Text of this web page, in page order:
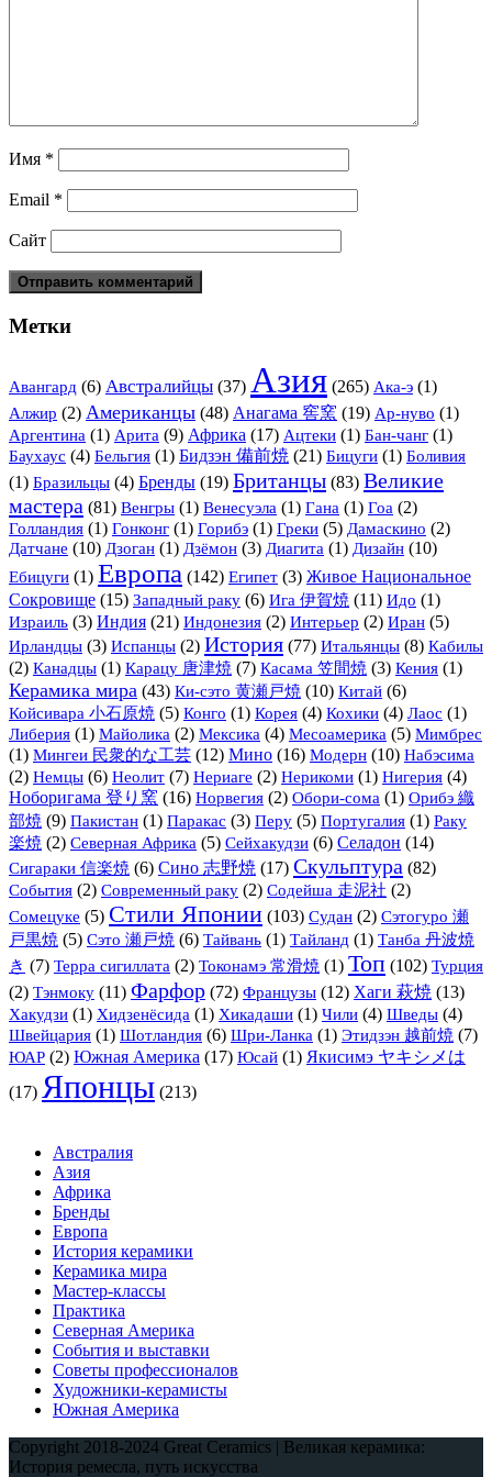
Имя *
Email *
Сайт
Метки
Авангард (6) Австралийцы (37) Азия (265) Ака-э (1)
Алжир (2) Американцы (48) Анагама 窖窯 (19) Ар-нуво (1)
Аргентина (1) Арита (9) Африка (17) Ацтеки (1) Бан-чанг (1)
Баухаус (4) Бельгия (1) Бидзэн 備前焼 (21) Бицуги (1) Боливия
(1) Бразильцы (4) Бренды (19) Британцы (83) Великие
мастера (81) Венгры (1) Венесуэла (1) Гана (1) Гоа (2)
Голландия (1) Гонконг (1) Горибэ (1) Греки (5) Дамаскино (2)
Датчане (10) Дзоган (1) Дзёмон (3) Диагита (1) Дизайн (10)
Ебицуги (1) Европа (142) Египет (3) Живое Национальное
Сокровище (15) Западный раку (6) Ига 伊賀焼 (11) Идо (1)
Израиль (3) Индия (21) Индонезия (2) Интерьер (2) Иран (5)
Ирландцы (3) Испанцы (2) История (77) Итальянцы (8) Кабилы
(2) Канадцы (1) Карацу 唐津焼 (7) Касама 笠間焼 (3) Кения (1)
Керамика мира (43) Ки-сэто 黄瀬戸焼 (10) Китай (6)
Койсивара 小石原焼 (5) Конго (1) Корея (4) Кохики (4) Лаос (1)
Либерия (1) Майолика (2) Мексика (4) Месоамерика (5) Мимбрес
(1) Мингеи 民衆的な工芸 (12) Мино (16) Модерн (10) Набэсима
(2) Немцы (6) Неолит (7) Нериаге (2) Нерикоми (1) Нигерия (4)
Ноборигама 登り窯 (16) Норвегия (2) Обори-сома (1) Орибэ 織
部焼 (9) Пакистан (1) Паракас (3) Перу (5) Португалия (1) Раку
楽焼 (2) Северная Африка (5) Сейхакудзи (6) Селадон (14)
Сигараки 信楽焼 (6) Сино 志野焼 (17) Скульптура (82)
События (2) Современный раку (2) Содейша 走泥社 (2)
Сомецуке (5) Стили Японии (103) Судан (2) Сэтогуро 瀬
戸黒焼 (5) Сэто 瀬戸焼 (6) Тайвань (1) Тайланд (1) Танба 丹波焼
き (7) Терра сигиллата (2) Токонамэ 常滑焼 (1) Топ (102) Турция
(2) Тэнмоку (11) Фарфор (72) Французы (12) Хаги 萩焼 (13)
Хакудзи (1) Хидзенёсида (1) Хикадаши (1) Чили (4) Шведы (4)
Швейцария (1) Шотландия (6) Шри-Ланка (1) Этидзэн 越前焼 (7)
ЮАР (2) Южная Америка (17) Юсай (1) Якисимэ ヤキシメは
(17) Японцы (213)
Австралия
Азия
Африка
Бренды
Европа
История керамики
Керамика мира
Мастер-классы
Практика
Северная Америка
События и выставки
Советы профессионалов
Художники-керамисты
Южная Америка
Copyright 2018-2024 Great Ceramics | Великая керамика:
История ремесла, путь искусства